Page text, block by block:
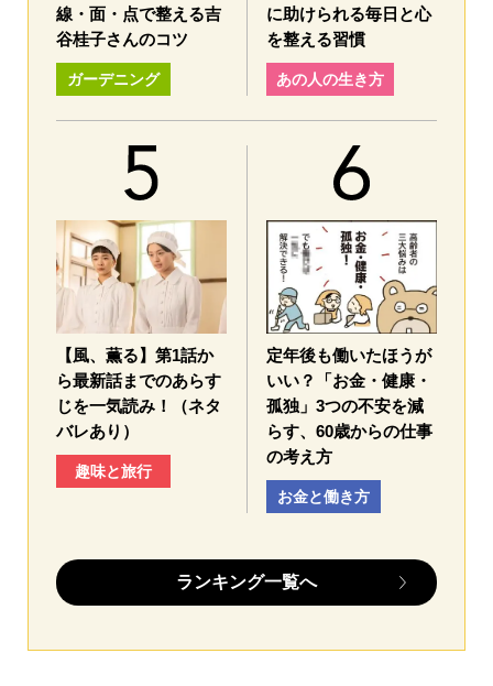
線・面・点で整える吉
谷桂子さんのコツ
ガーデニング
に助けられる毎日と心
を整える習慣
あの人の生き方
【風、薫る】第1話か
ら最新話までのあらす
じを一気読み！（ネタ
バレあり）
趣味と旅行
定年後も働いたほうが
いい？「お金・健康・
孤独」3つの不安を減
らす、60歳からの仕事
の考え方
お金と働き方
ランキング一覧へ